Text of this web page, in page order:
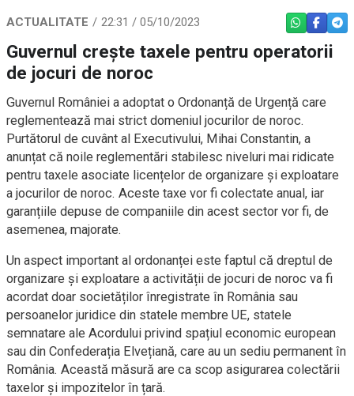
ACTUALITATE 22:31 / 05/10/2023 WHATSAPP
Guvernul crește taxele pentru operatorii
de jocuri de noroc
Guvernul României a adoptat o Ordonanță de Urgență care
reglementează mai strict domeniul jocurilor de noroc.
Purtătorul de cuvânt al Executivului, Mihai Constantin, a
anunțat că noile reglementări stabilesc niveluri mai ridicate
pentru taxele asociate licențelor de organizare și exploatare
a jocurilor de noroc. Aceste taxe vor fi colectate anual, iar
garanțiile depuse de companiile din acest sector vor fi, de
asemenea, majorate.
Un aspect important al ordonanței este faptul că dreptul de
organizare și exploatare a activității de jocuri de noroc va fi
acordat doar societăților înregistrate în România sau
persoanelor juridice din statele membre UE, statele
semnatare ale Acordului privind spațiul economic european
sau din Confederația Elvețiană, care au un sediu permanent în
România. Această măsură are ca scop asigurarea colectării
taxelor și impozitelor în țară.